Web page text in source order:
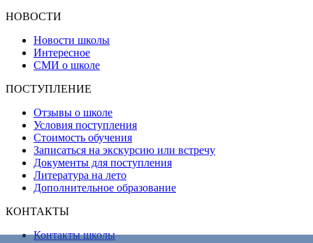
НОВОСТИ
Новости школы
Интересное
СМИ о школе
ПОСТУПЛЕНИЕ
Отзывы о школе
Условия поступления
Стоимость обучения
Записаться на экскурсию или встречу
Документы для поступления
Литература на лето
Дополнительное образование
КОНТАКТЫ
Контакты школы